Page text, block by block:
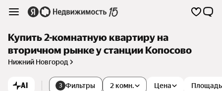
Купить 2-комнатную квартиру на
вторичном рынке у станции Копосово
Нижний Новгород
AI 3 Фильтры 2 комн. Цена Площадь